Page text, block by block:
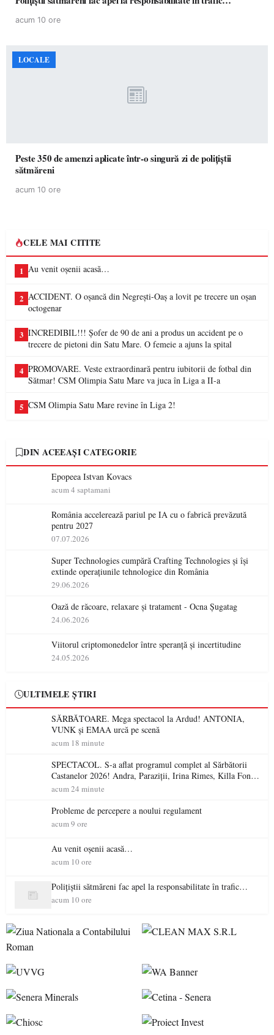
acum 10 ore
LOCALE
Peste 350 de amenzi aplicate într-o singură zi de polițiștii
sătmăreni
acum 10 ore
CELE MAI CITITE
1 Au venit oșenii acasă…
2 ACCIDENT. O oșancă din Negrești-Oaș a lovit pe trecere un oșan
octogenar
3 INCREDIBIL!!! Șofer de 90 de ani a produs un accident pe o
trecere de pietoni din Satu Mare. O femeie a ajuns la spital
4 PROMOVARE. Veste extraordinară pentru iubitorii de fotbal din
Sătmar! CSM Olimpia Satu Mare va juca în Liga a II-a
5 CSM Olimpia Satu Mare revine în Liga 2!
DIN ACEEAȘI CATEGORIE
Epopeea Istvan Kovacs
acum 4 saptamani
România accelerează pariul pe IA cu o fabrică prevăzută
pentru 2027
07.07.2026
Super Technologies cumpără Crafting Technologies și își
extinde operațiunile tehnologice din România
29.06.2026
Oază de răcoare, relaxare și tratament - Ocna Șugatag
24.06.2026
Viitorul criptomonedelor între speranță și incertitudine
24.05.2026
ULTIMELE ȘTIRI
SĂRBĂTOARE. Mega spectacol la Ardud! ANTONIA,
VUNK și EMAA urcă pe scenă
acum 18 minute
SPECTACOL. S-a aflat programul complet al Sărbătorii
Castanelor 2026! Andra, Paraziții, Irina Rimes, Killa Fonic,
Zdob și Zdub și Fuego vin la Baia Mare
acum 24 minute
Probleme de percepere a noului regulament
acum 9 ore
Au venit oșenii acasă…
acum 10 ore
Polițiștii sătmăreni fac apel la responsabilitate în trafic…
acum 10 ore